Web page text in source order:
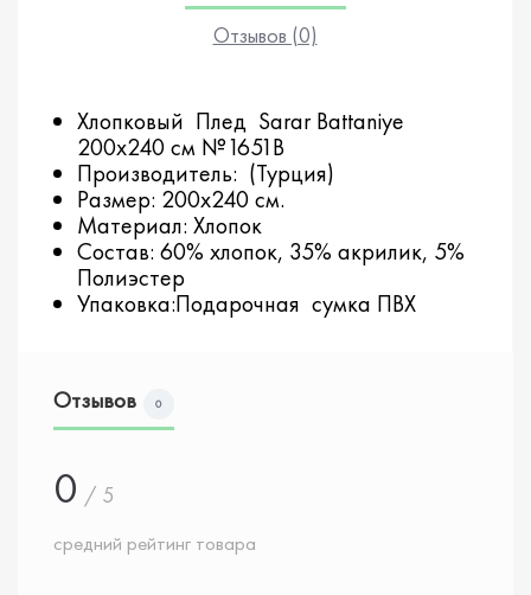
Отзывов (0)
Хлопковый Плед Sarar Battaniye
200х240 см №1651В
Производитель: (Турция)
Размер: 200х240 см.
Материал: Хлопок
Состав: 60% хлопок, 35% акрилик, 5%
Полиэстер
Упаковка:Подарочная сумка ПВХ
Отзывов 0
0 / 5
средний рейтинг товара